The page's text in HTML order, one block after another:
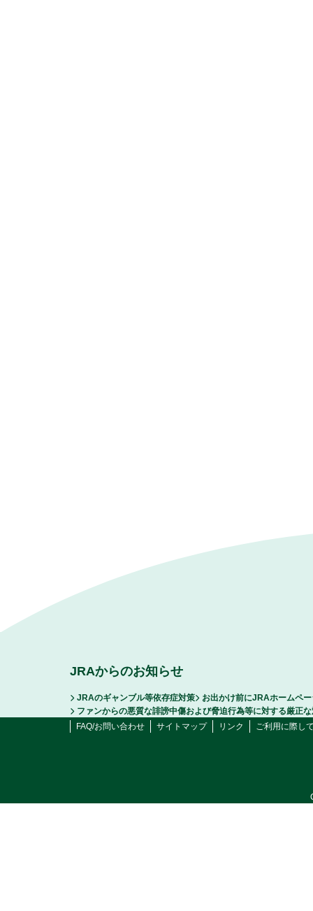
JRAからのお知らせ
JRAのギャンブル等依存症対策
お出かけ前にJRAホームペ
ファンからの悪質な誹謗中傷および脅迫行為等に対する厳正
FAQ/お問い合わせ
サイトマップ リンク ご利用に際し